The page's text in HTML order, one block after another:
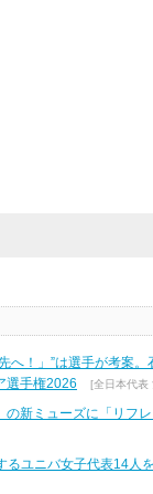
へ！」”は選手が考案
選手権2026
[全日本代表
新ミューズに「リフ
ユニバ女子代表14人